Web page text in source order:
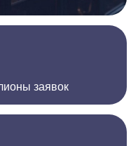
заявок